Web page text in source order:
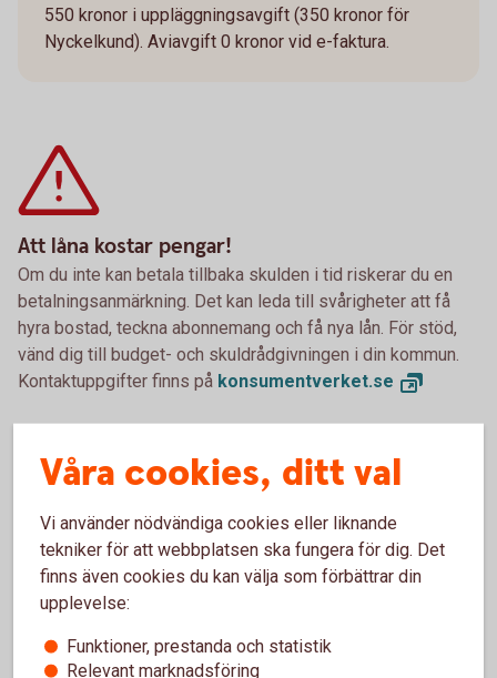
550 kronor i uppläggningsavgift (350 kronor för
Nyckelkund). Aviavgift 0 kronor vid e-faktura.
Att låna kostar pengar!
Om du inte kan betala tillbaka skulden i tid riskerar du en
betalningsanmärkning. Det kan leda till svårigheter att få
hyra bostad, teckna abonnemang och få nya lån. För stöd,
vänd dig till budget- och skuldrådgivningen i din kommun.
Kontaktuppgifter finns på konsumentverket.se
Pris och ränta Fritidslån
Ränta
6,19 % (senaste ränteändring 2025-10-03) räntan är
rörlig.
Uppläggningsavgift Nyckelkund
Våra cookies, ditt val
Vi använder nödvändiga cookies eller liknande
tekniker för att webbplatsen ska fungera för dig. Det
finns även cookies du kan välja som förbättrar din
upplevelse:
Funktioner, prestanda och statistik
Relevant marknadsföring